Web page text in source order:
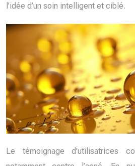
l’idée d’un soin intelligent et ciblé.
Le témoignage d’utilisatrices